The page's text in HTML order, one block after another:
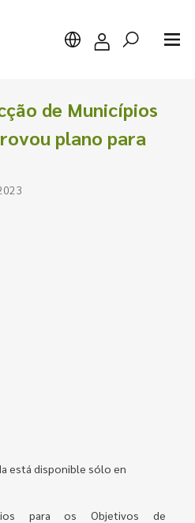
de Municípios
plano para
está disponible sólo en
para os Objetivos de